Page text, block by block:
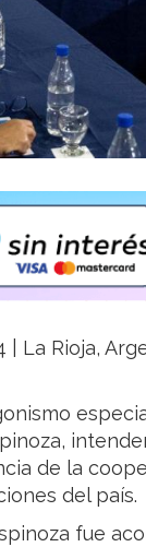
| La Rioja,
de la
del país.
fue